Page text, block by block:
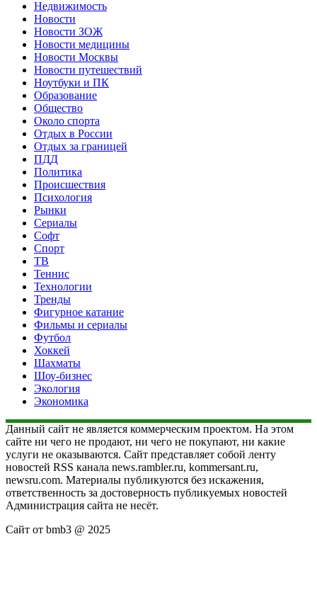
Недвижимость
Новости
Новости ЗОЖ
Новости медицины
Новости Москвы
Новости путешествий
Ноутбуки и ПК
Образование
Общество
Около спорта
Отдых в России
Отдых за границей
ПДД
Политика
Происшествия
Психология
Рынки
Сериалы
Софт
Спорт
ТВ
Теннис
Технологии
Тренды
Фигурное катание
Фильмы и сериалы
Футбол
Хоккей
Шахматы
Шоу-бизнес
Экология
Экономика
Данный сайт не является коммерческим проектом. На этом
сайте ни чего не продают, ни чего не покупают, ни какие
услуги не оказываются. Сайт представляет собой ленту
новостей RSS канала news.rambler.ru, kommersant.ru,
newsru.com. Материалы публикуются без искажения,
ответственность за достоверность публикуемых новостей
Администрация сайта не несёт.
Сайт от bmb3 @ 2025